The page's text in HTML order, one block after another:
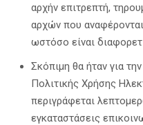
αρχήν επιτρεπτή,
αρχών που
ωστόσο είναι
Σκόπιμη θα ήταν για
Πολιτικής Χρήσης
περιγράφεται
εγκαταστάσεις